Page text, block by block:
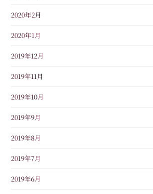
2020年2月
2020年1月
2019年12月
2019年11月
2019年10月
2019年9月
2019年8月
2019年7月
2019年6月